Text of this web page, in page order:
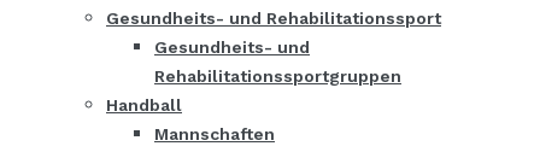
Gesundheits- und Rehabilitationssport
Gesundheits- und
Rehabilitationssportgruppen
Handball
Mannschaften